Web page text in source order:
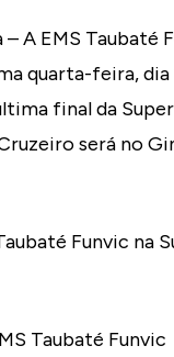
A EMS Taubaté
quarta-feira,
final da
será no
Funvic na
Taubaté Funvic